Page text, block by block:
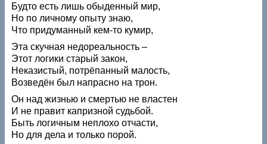
Будто есть лишь обыденный мир,
Но по личному опыту знаю,
Что придуманный кем-то кумир,
Эта скучная недореальность –
Этот логики старый закон,
Неказистый, потрёпанный малость,
Возведён был напрасно на трон.
Он над жизнью и смертью не властен
И не правит капризной судьбой.
Быть логичным неплохо отчасти,
Но для дела и только порой.